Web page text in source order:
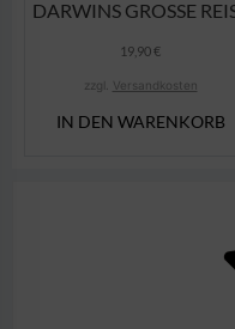
DARWINS GROSSE
19,90€
zzgl. Versandkosten
IN DEN WARENKORB